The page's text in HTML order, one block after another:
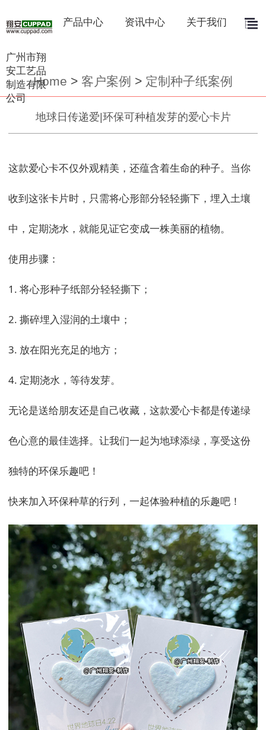
广州市翔
安工艺品
制造有限
公司
产品中心 资讯中心 关于我们
Home > 客户案例 > 定制种子纸案例
地球日传递爱|环保可种植发芽的爱心卡片
这款爱心卡不仅外观精美，还蕴含着生命的种子。当你
收到这张卡片时，只需将心形部分轻轻撕下，埋入土壤
中，定期浇水，就能见证它变成一株美丽的植物。
使用步骤：
1. 将心形种子纸部分轻轻撕下；
2. 撕碎埋入湿润的土壤中；
3. 放在阳光充足的地方；
4. 定期浇水，等待发芽。
无论是送给朋友还是自己收藏，这款爱心卡都是传递绿
色心意的最佳选择。让我们一起为地球添绿，享受这份
独特的环保乐趣吧！
快来加入环保种草的行列，一起体验种植的乐趣吧！